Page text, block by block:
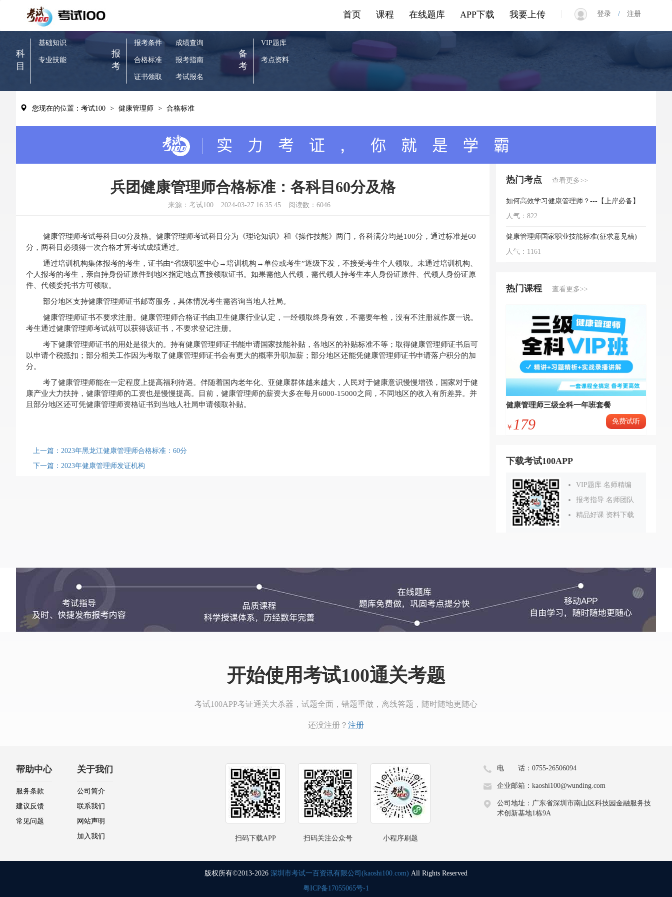
登录 / 注册
我要上传
APP下载
在线题库
课程
首页
科
目
基础知识
专业技能
报
考
报考条件
合格标准
证书领取
成绩查询
报考指南
考试报名
备
考
VIP题库
考点资料
您现在的位置：考试100 > 健康管理师 > 合格标准
兵团健康管理师合格标准：各科目60分及格
来源：考试100 2024-03-27 16:35:45 阅读数：6046
健康管理师考试每科目60分及格。健康管理师考试科目分为《理论知识》和《操作技能》两门，各科满分均是100分，通过标准是60
分，两科目必须得一次合格才算考试成绩通过。
通过培训机构集体报考的考生，证书由“省级职鉴中心→培训机构→单位或考生”逐级下发，不接受考生个人领取。未通过培训机构、
个人报考的考生，亲自持身份证原件到地区指定地点直接领取证书。如果需他人代领，需代领人持考生本人身份证原件、代领人身份证原
件、代领委托书方可领取。
部分地区支持健康管理师证书邮寄服务，具体情况考生需咨询当地人社局。
健康管理师证书不要求注册。健康管理师合格证书由卫生健康行业认定，一经领取终身有效，不需要年检，没有不注册就作废一说。
考生通过健康管理师考试就可以获得该证书，不要求登记注册。
考下健康管理师证书的用处是很大的。持有健康管理师证书能申请国家技能补贴，各地区的补贴标准不等；取得健康管理师证书后可
以申请个税抵扣；部分相关工作因为考取了健康管理师证书会有更大的概率升职加薪；部分地区还能凭健康管理师证书申请落户积分的加
分。
考了健康管理师能在一定程度上提高福利待遇。伴随着国内老年化、亚健康群体越来越大，人民对于健康意识慢慢增强，国家对于健
康产业大力扶持，健康管理师的工资也是慢慢提高。目前，健康管理师的薪资大多在每月6000-15000之间，不同地区的收入有所差异。并
且部分地区还可凭健康管理师资格证书到当地人社局申请领取补贴。
上一篇：2023年黑龙江健康管理师合格标准：60分
下一篇：2023年健康管理师发证机构
热门考点 查看更多>>
如何高效学习健康管理师？---【上岸必备】
人气：822
健康管理师国家职业技能标准(征求意见稿)
人气：1161
热门课程 查看更多>>
健康管理师三级全科一年班套餐
￥ 179 免费试听
下载考试100APP
VIP题库 名师精编
报考指导 名师团队
精品好课 资料下载
开始使用考试100通关考题
考试100APP考证通关大杀器，试题全面，错题重做，离线答题，随时随地更随心
还没注册？ 注册
帮助中心
服务条款
建议反馈
常见问题
关于我们
公司简介
联系我们
网站声明
加入我们
扫码下载APP 扫码关注公众号 小程序刷题
电 话：0755-26506094
企业邮箱：kaoshi100@wunding.com
公司地址：广东省深圳市南山区科技园金融服务技
术创新基地1栋9A
版权所有©2013-2026 深圳市考试一百资讯有限公司(kaoshi100.com) All Rights Reserved
粤ICP备17055065号-1